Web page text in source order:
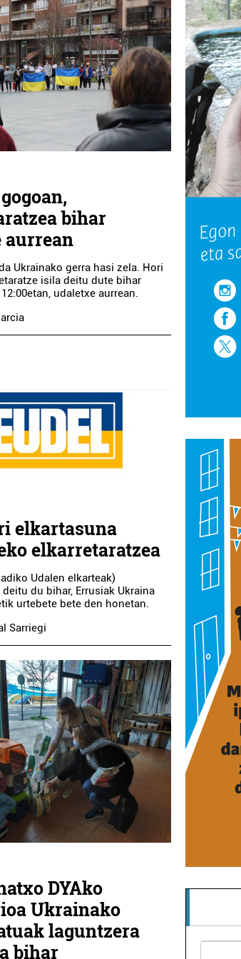
bihar
aurrean
Ukrainako gerra hasi zela. Hori
isila deitu dute bihar
udaletxe aurrean.
elkartasuna
elkarretaratzea
Udalen elkarteak)
du bihar, Errusiak Ukraina
urtebete bete den honetan.
Sarriegi
DYAko
Ukrainako
laguntzera
biharBelar dendak